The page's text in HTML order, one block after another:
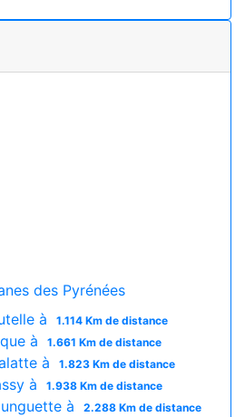
des Pyrénées
à
1.114 Km de distance
à 1.661 Km de distance
à 1.823 Km de distance
à 1.938 Km de distance
à 2.288 Km de distance